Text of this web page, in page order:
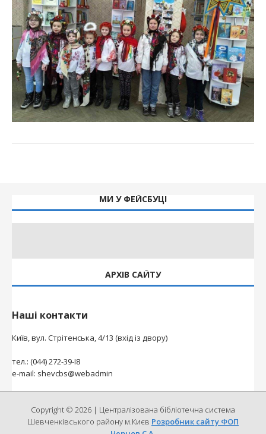
МИ У ФЕЙСБУЦІ
АРХІВ САЙТУ
Наші контакти
Київ, вул. Стрітенська, 4/13 (вхід із двору)
тел.: (044) 272-39-І8
e-mail: shevcbs@webadmin
Copyright © 2026 | Централізована бібліотечна система
Шевченківського району м.Києв Розробник сайту ФОП